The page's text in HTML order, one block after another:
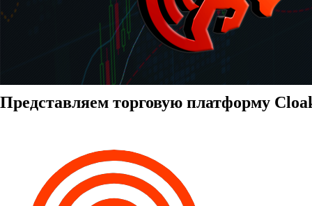
Представляем торговую платформу